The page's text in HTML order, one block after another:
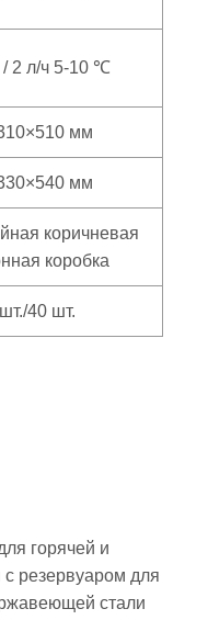
/ 2 л/ч 5-10 ℃
мм
мм
коричневая
коробка
40 шт.
горячей и
резервуаром для
стали